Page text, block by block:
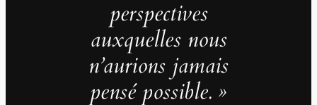
perspectives
auxquelles nous
n’aurions jamais
pensé possible. »